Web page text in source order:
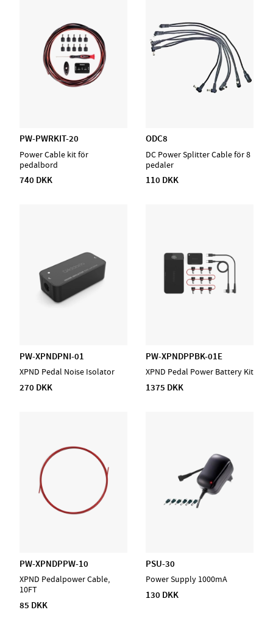
PW-PWRKIT-20
Power Cable kit för
pedalbord
740 DKK
ODC8
DC Power Splitter Cable för 8
pedaler
110 DKK
PW-XPNDPNI-01
XPND Pedal Noise Isolator
270 DKK
PW-XPNDPPBK-01E
XPND Pedal Power Battery Kit
1375 DKK
PW-XPNDPPW-10
XPND Pedalpower Cable,
10FT
85 DKK
PSU-30
Power Supply 1000mA
130 DKK